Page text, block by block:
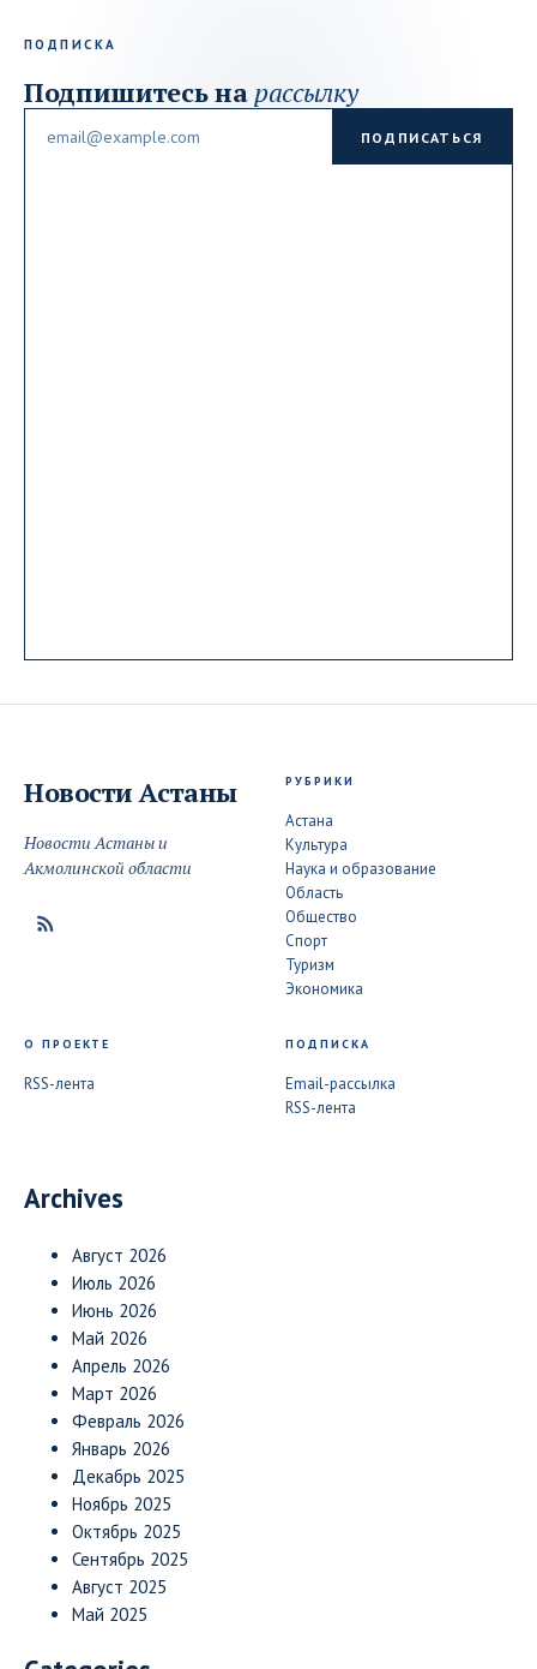
ПОДПИСКА
Подпишитесь на рассылку
ПОДПИСАТЬСЯ
Новости Астаны
Новости Астаны и
Акмолинской области
РУБРИКИ
Астана
Культура
Наука и образование
Область
Общество
Спорт
Туризм
Экономика
О ПРОЕКТЕ
RSS-лента
ПОДПИСКА
Email-рассылка
RSS-лента
Archives
Август 2026
Июль 2026
Июнь 2026
Май 2026
Апрель 2026
Март 2026
Февраль 2026
Январь 2026
Декабрь 2025
Ноябрь 2025
Октябрь 2025
Сентябрь 2025
Август 2025
Май 2025